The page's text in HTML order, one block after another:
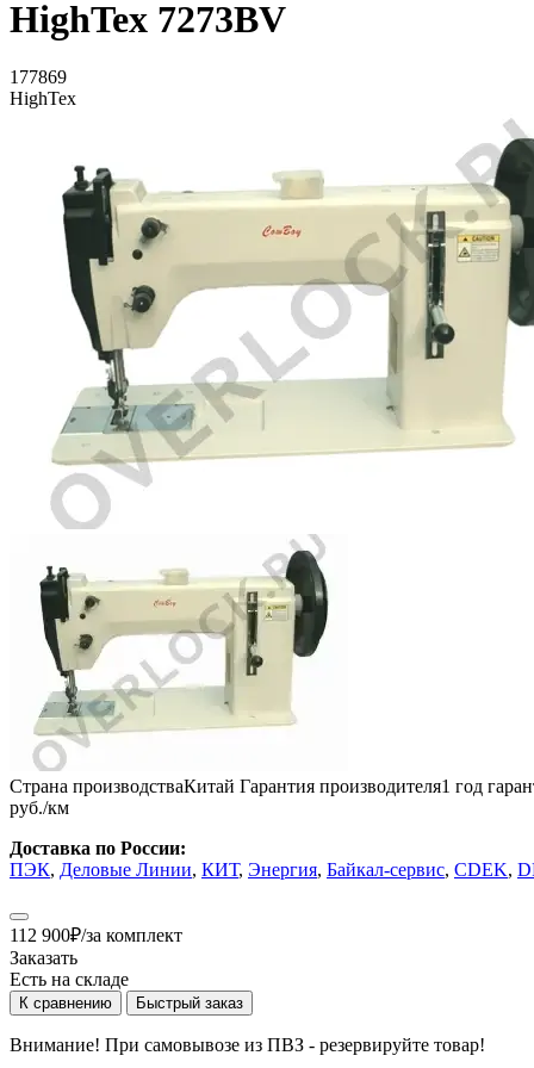
HighTex 7273BV
177869
HighTex
Страна производстваКитай Гарантия производителя1 год
руб./км
Доставка по России:
ПЭК, Деловые Линии, КИТ, Энергия, Байкал-сервис, CDEK,
112 900₽/за комплект
Заказать
Есть на складе
К сравнению Быстрый заказ
Внимание! При самовывозе из ПВЗ - резервируйте товар!